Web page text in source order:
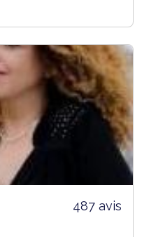
487 avis